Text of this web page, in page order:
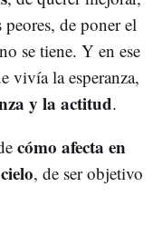
de poner el
se tiene. Y en ese
vivía la esperanza,
y la actitud.
cómo afecta en
, de ser objetivo